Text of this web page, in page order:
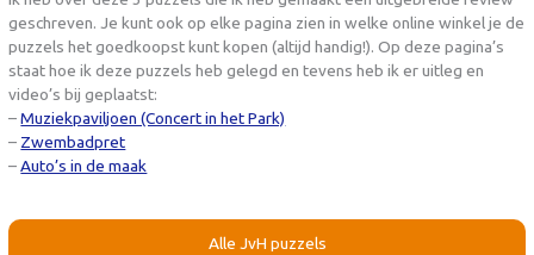
geschreven. Je kunt ook op elke pagina zien in welke online winkel je de
puzzels het goedkoopst kunt kopen (altijd handig!). Op deze pagina’s
staat hoe ik deze puzzels heb gelegd en tevens heb ik er uitleg en
video’s bij geplaatst:
–Muziekpaviljoen (Concert in het Park)
– Zwembadpret
–Auto’s in de maak
Alle JvH puzzels